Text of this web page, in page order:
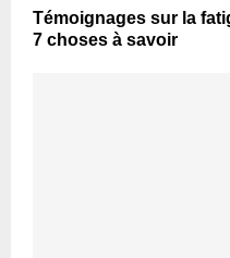
Témoignages sur la
7 choses à savoir